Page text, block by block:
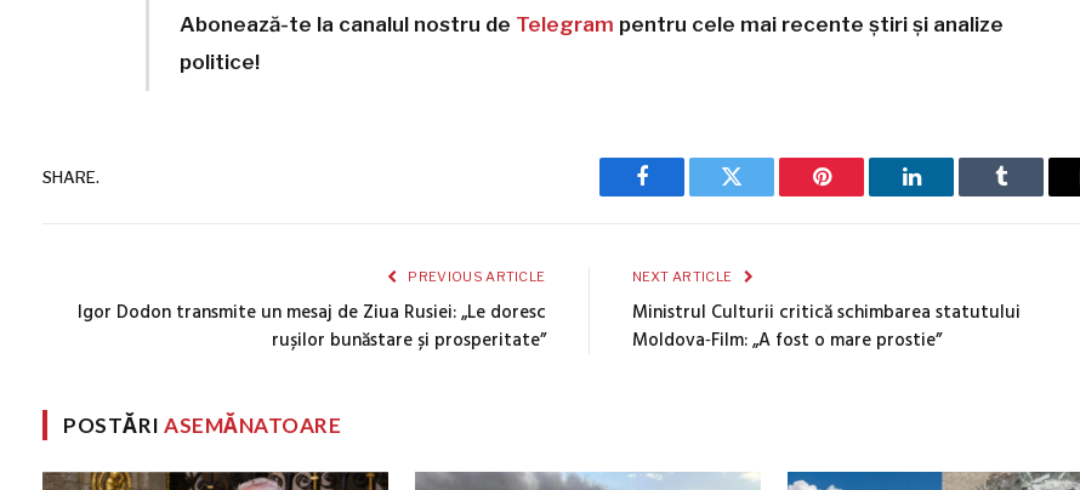
Abonează-te la canalul nostru de Telegram pentru cele mai recente știri și analize
politice!
SHARE.
Facebook Twitter Pinterest LinkedIn Tumblr
PREVIOUS ARTICLE
Igor Dodon transmite un mesaj de Ziua Rusiei: „Le doresc
rușilor bunăstare și prosperitate”
NEXT ARTICLE
Ministrul Culturii critică schimbarea statutului
Moldova‑Film: „A fost o mare prostie”
POSTĂRIASEMĂNATOARE